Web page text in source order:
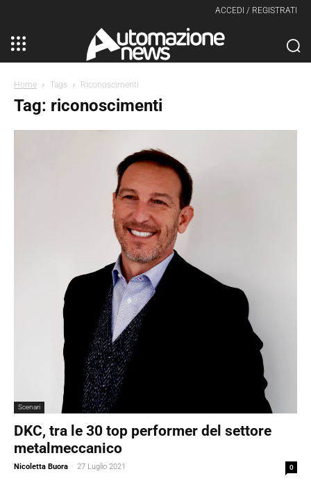
ACCEDI / REGISTRATI
Home Tags Riconoscimenti
Tag: riconoscimenti
Scenari
DKC, tra le 30 top performer del settore
metalmeccanico
Nicoletta Buora - 27 Luglio 2021 0